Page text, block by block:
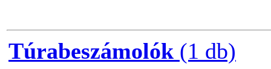
Túrabeszámolók (1 db)